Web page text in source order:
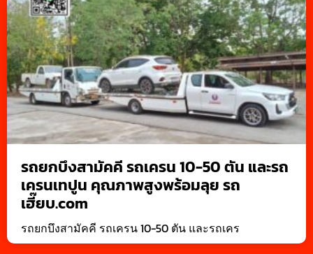
รถยกบึงสามัคคี รถเครน 10-50 ตัน และรถ
เครนเทปูน คุณภาพสูงพร้อมลุย รถ
เฮี๊ยบ.com
รถยกบึงสามัคคี รถเครน 10-50 ตัน และรถเคร